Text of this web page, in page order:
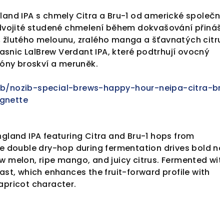
IPA s chmely Citra a Bru-1 od americké
studené chmelení během dokvašování
melounu, zralého manga a šťavnatých
LalBrew Verdant IPA, které podtrhují ovocný
broskví a meruněk.
nozib-special-brews-happy-hour-neipa-citra-
IPA featuring Citra and Bru-1 hops from
double dry-hop during fermentation drives bold
melon, ripe mango, and juicy citrus. Fermented
which enhances the fruit-forward profile with
character.